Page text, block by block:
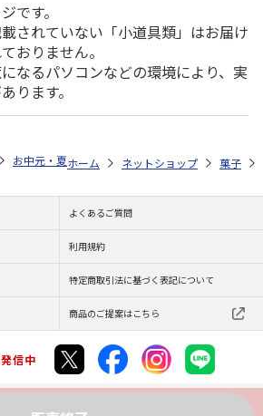
です。
されていない「小道具類」はお届け
おりません。
なるパソコンなどの環境により、実
ります。
お中元・夏ギフト特集 2026 ゆうゆうギフト
ホーム ネットショップ 菓子
よくあるご質問
利用規約
特定商取引法に基づく表記について
商品のご提案はこちら
信中